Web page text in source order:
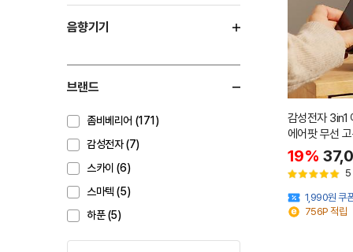
음향기기
브랜드
좀비베리어 (171)
감성전자 (7)
스카이 (6)
스마텍 (5)
하푼 (5)
감성전자 3in1
에어팟 무선
19%
5
1,990원 쿠
756P 적립